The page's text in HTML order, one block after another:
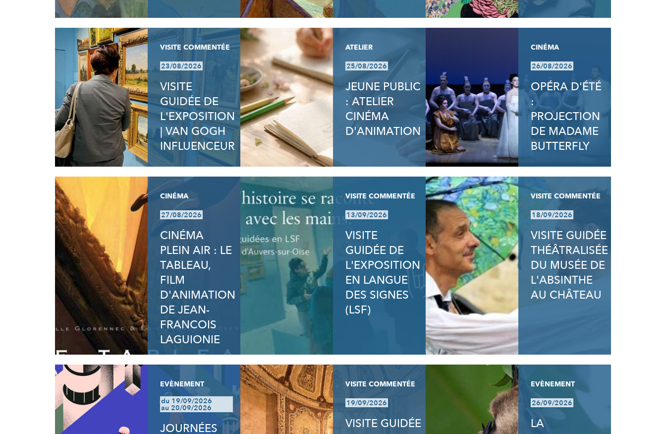
VISITE COMMENTÉE
23/08/2026
VISITE
GUIDÉE DE
L'EXPOSITION
| VAN GOGH
INFLUENCEUR
ATELIER
25/08/2026
JEUNE PUBLIC
: ATELIER
CINÉMA
D'ANIMATION
CINÉMA
26/08/2026
OPÉRA D'ÉTÉ
:
PROJECTION
DE MADAME
BUTTERFLY
CINÉMA
27/08/2026
CINÉMA
PLEIN AIR : LE
TABLEAU,
FILM
D'ANIMATION
DE JEAN-
FRANCOIS
LAGUIONIE
VISITE COMMENTÉE
13/09/2026
VISITE
GUIDÉE DE
L'EXPOSITION
EN LANGUE
DES SIGNES
(LSF)
VISITE COMMENTÉE
18/09/2026
VISITE GUIDÉE
THÉÂTRALISÉE
DU MUSÉE DE
L'ABSINTHE
AU CHÂTEAU
EVÈNEMENT
du 19/09/2026
au 20/09/2026
JOURNÉES
VISITE COMMENTÉE
19/09/2026
VISITE GUIDÉE
EVÈNEMENT
26/09/2026
LA